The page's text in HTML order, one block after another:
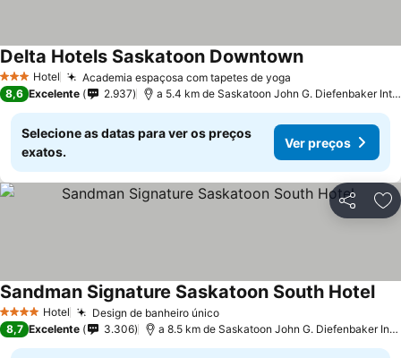
3 EstrelasHotel Academia espaçosa com tapetes de yoga
Delta Hotels Saskatoon Downtown
8,6 Excelente 2.937 a 5.4 km de Saskatoon John G. Diefenbaker International Airport
Selecione as datas para ver os preços
exatos.
Ver preços
Partilhar
4 EstrelasHotel Design de banheiro único
Sandman Signature Saskatoon South Hotel
8,7 Excelente 3.306 a 8.5 km de Saskatoon John G. Diefenbaker International Airport